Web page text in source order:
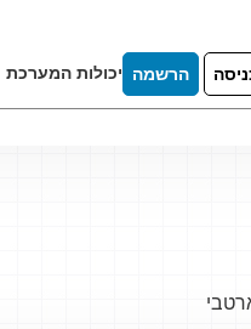
הרשמה יכולות המערכת